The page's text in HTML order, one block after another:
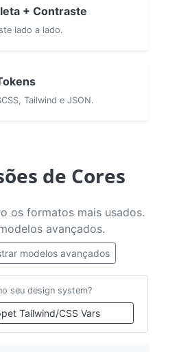
+ Contraste
lado a lado.
Tailwind e JSON.
de Cores
os formatos mais usados.
avançados.
modelos avançados
seu design system?
Tailwind/CSS Vars